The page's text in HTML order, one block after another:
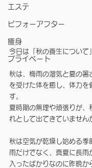
エステ
ビフォーアフター
痩身
プライベート
今日は「秋の養生について
秋は、梅雨の湿気と夏の暑
を受けた体を癒し、体力を
す。
夏時期の無理や頑張りが、
れとして出てきていません
秋は空気が乾燥し始める季
雨だけでなく、真夏に長雨
入ったばかりなのに昨晩か